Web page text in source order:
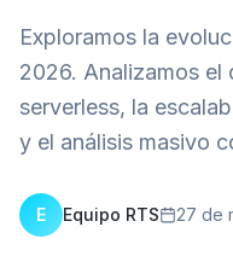
Exploramos la
2026. Analizamos el
serverless, la
y el análisis masivo
E Equipo RTS 27 de